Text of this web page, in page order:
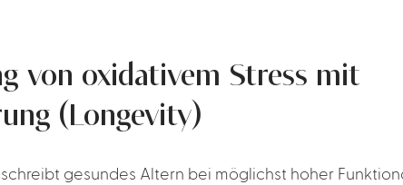
von oxidativem Stress mit
(Longevity)
gesundes Altern bei möglichst hoher